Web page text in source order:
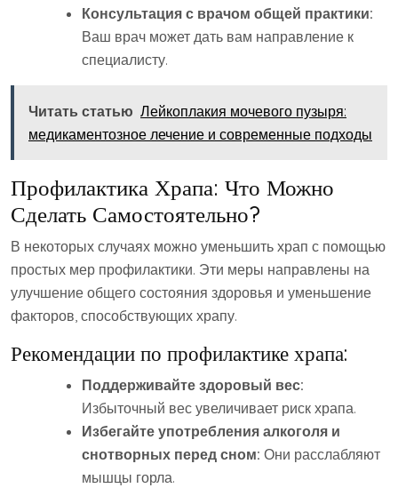
Консультация с врачом общей практики:
Ваш врач может дать вам направление к
специалисту.
Читать статью Лейкоплакия мочевого пузыря:
медикаментозное лечение и современные подходы
Профилактика Храпа: Что Можно
Сделать Самостоятельно?
В некоторых случаях можно уменьшить храп с помощью
простых мер профилактики. Эти меры направлены на
улучшение общего состояния здоровья и уменьшение
факторов, способствующих храпу.
Рекомендации по профилактике храпа:
Поддерживайте здоровый вес:
Избыточный вес увеличивает риск храпа.
Избегайте употребления алкоголя и
снотворных перед сном: Они расслабляют
мышцы горла.